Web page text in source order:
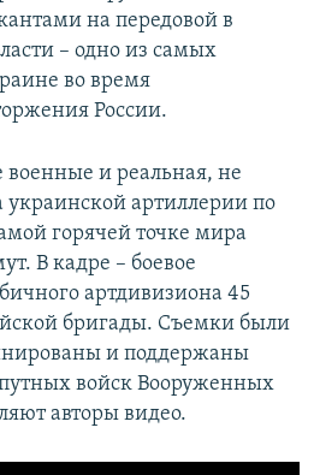
на передовой в
– одно из самых
во время
России.
военные и реальная, не
украинской артиллерии по
горячей точке мира
В кадре – боевое
артдивизиона 45
бригады. Съемки были
и поддержаны
войск Вооруженных
авторы видео.